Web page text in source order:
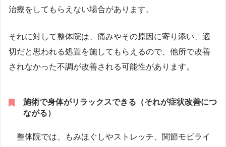
治療をしてもらえない場合があります。
それに対して整体院は、痛みやその原因に寄り添い、適
切だと思われる処置を施してもらえるので、他所で改善
されなかった不調が改善される可能性があります。
施術で身体がリラックスできる（それが症状改善につ
ながる）
整体院では、もみほぐしやストレッチ、関節モビライ